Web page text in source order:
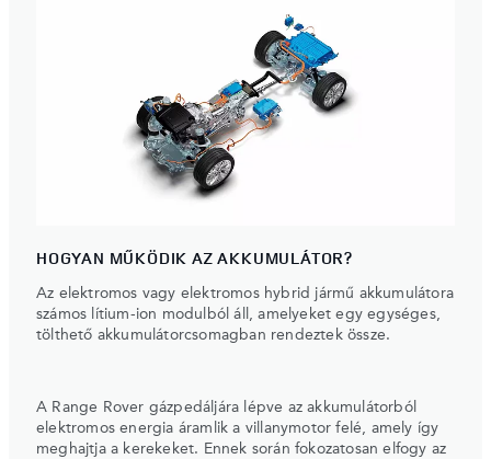
HOGYAN MŰKÖDIK AZ AKKUMULÁTOR?
Az elektromos vagy elektromos hybrid jármű akkumulátora
számos lítium-ion modulból áll, amelyeket egy egységes,
tölthető akkumulátorcsomagban rendeztek össze.
A Range Rover gázpedáljára lépve az akkumulátorból
elektromos energia áramlik a villanymotor felé, amely így
meghajtja a kerekeket. Ennek során fokozatosan elfogy az